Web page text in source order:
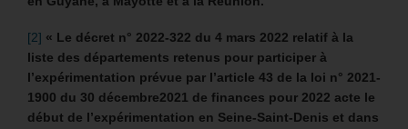
[2] « Le décret n° 2022-322 du 4 mars 2022 relatif à la
liste des départements retenus pour participer à
l’expérimentation prévue par l’article 43 de la loi n° 2021-
1900 du 30 décembre2021 de finances pour 2022 acte le
début de l’expérimentation en Seine-Saint-Denis et dans